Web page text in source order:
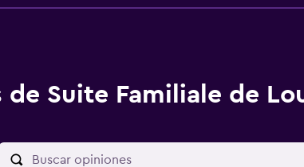
de Suite Familiale de